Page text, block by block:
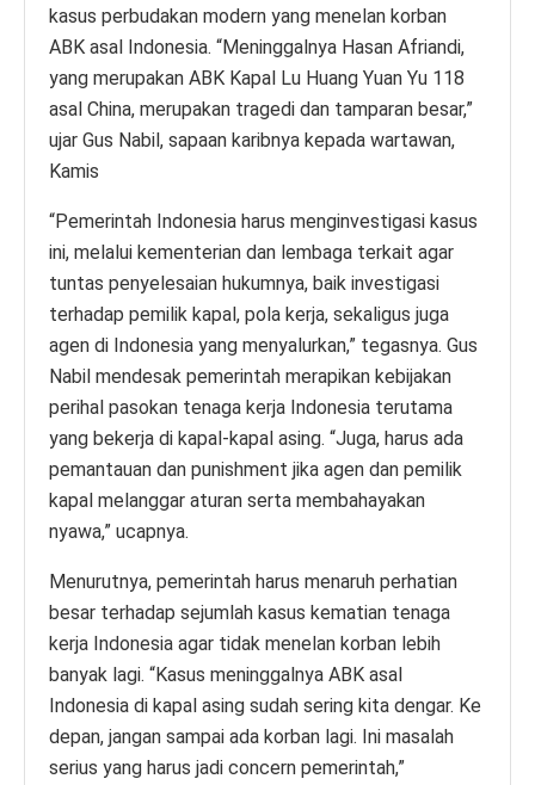
kasus perbudakan modern yang menelan korban
ABK asal Indonesia. “Meninggalnya Hasan Afriandi,
yang merupakan ABK Kapal Lu Huang Yuan Yu 118
asal China, merupakan tragedi dan tamparan besar,”
ujar Gus Nabil, sapaan karibnya kepada wartawan,
Kamis
“Pemerintah Indonesia harus menginvestigasi kasus
ini, melalui kementerian dan lembaga terkait agar
tuntas penyelesaian hukumnya, baik investigasi
terhadap pemilik kapal, pola kerja, sekaligus juga
agen di Indonesia yang menyalurkan,” tegasnya. Gus
Nabil mendesak pemerintah merapikan kebijakan
perihal pasokan tenaga kerja Indonesia terutama
yang bekerja di kapal-kapal asing. “Juga, harus ada
pemantauan dan punishment jika agen dan pemilik
kapal melanggar aturan serta membahayakan
nyawa,” ucapnya.
Menurutnya, pemerintah harus menaruh perhatian
besar terhadap sejumlah kasus kematian tenaga
kerja Indonesia agar tidak menelan korban lebih
banyak lagi. “Kasus meninggalnya ABK asal
Indonesia di kapal asing sudah sering kita dengar. Ke
depan, jangan sampai ada korban lagi. Ini masalah
serius yang harus jadi concern pemerintah,”